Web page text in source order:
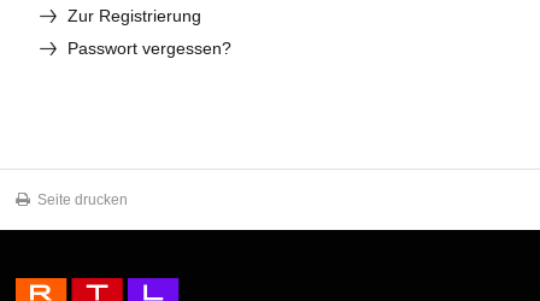
Zur Registrierung
Passwort vergessen?
Seite drucken